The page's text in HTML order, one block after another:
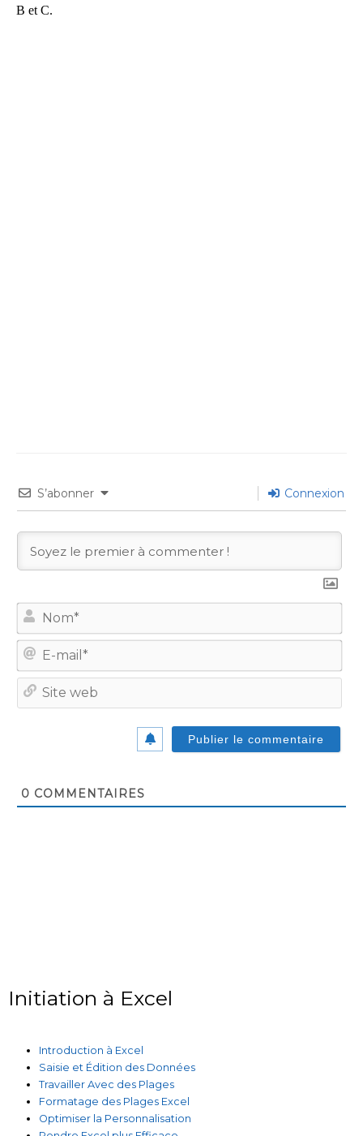
B et C.
S’abonner Connexion
E-
0 COMMENTAIRES
Initiation à Excel
Introduction à Excel
Saisie et Édition des Données
Travailler Avec des Plages
Formatage des Plages Excel
Optimiser la Personnalisation